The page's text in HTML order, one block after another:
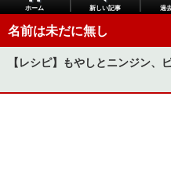
ホーム 新しい記事 過
名前は未だに無し
【レシピ】もやしとニンジン